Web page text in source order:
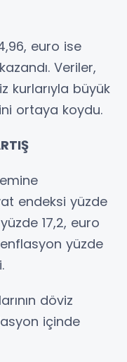
euro ise
Veriler,
kurlarıyla büyük
ortaya koydu.
endeksi yüzde
17,2, euro
yüzde
döviz
içinde